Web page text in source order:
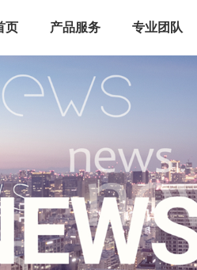
页 产品服务 专业团队